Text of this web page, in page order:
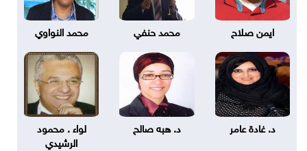
ايمن صلاح محمد حنفي محمد النواوي
د. غادة عامر د. هبه صالح
لواء . محمود
الرشيدي